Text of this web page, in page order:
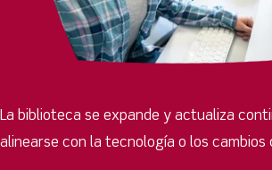
La biblioteca se expande y actualiza
alinearse con la tecnología o los cambios